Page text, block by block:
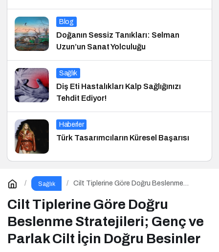
Blog
Doğanın Sessiz Tanıkları: Selman
Uzun’un Sanat Yolculuğu
Sağlık
Diş Eti Hastalıkları Kalp Sağlığınızı
Tehdit Ediyor!
Haberler
Türk Tasarımcıların Küresel Başarısı
Sağlık
Cilt Tiplerine Göre Doğru Beslenme
Besinler
Cilt Tiplerine Göre Doğru
Beslenme Stratejileri; Genç ve
Parlak Cilt İçin Doğru Besinler